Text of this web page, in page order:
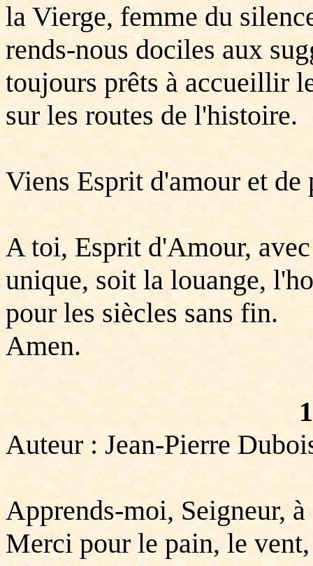
la Vierge, femme du
rends-nous dociles aux
toujours prêts à accueillir
sur les routes de l'histoire.
Viens Esprit d'amour et de
A toi, Esprit d'Amour,
unique, soit la louange,
pour les siècles sans fin.
Amen.
Auteur : Jean-Pierre
Apprends-moi, Seigneur,
Merci pour le pain, le